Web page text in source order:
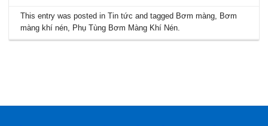
This entry was posted inTin tức and tagged Bơm màng, Bơm
màng khí nén, Phụ Tùng Bơm Màng Khí Nén.